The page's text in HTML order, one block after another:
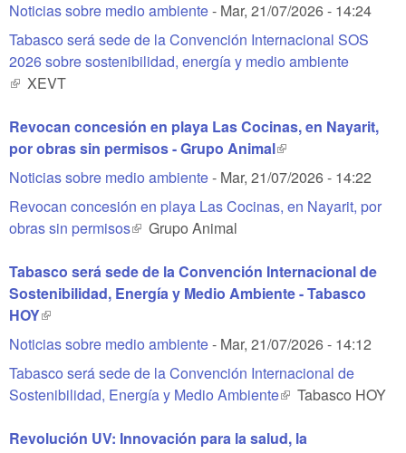
Noticias sobre medio ambiente- Mar, 21/07/2026 - 14:24
Tabasco será sede de la Convención Internacional SOS
2026 sobre sostenibilidad, energía y medio ambiente
(link is external)
XEVT
Revocan concesión en playa Las Cocinas, en Nayarit,
por obras sin permisos - Grupo Animal(link is external)
Noticias sobre medio ambiente- Mar, 21/07/2026 - 14:22
Revocan concesión en playa Las Cocinas, en Nayarit, por
obras sin permisos(link is external)
Grupo Animal
Tabasco será sede de la Convención Internacional de
Sostenibilidad, Energía y Medio Ambiente - Tabasco
HOY(link is external)
Noticias sobre medio ambiente- Mar, 21/07/2026 - 14:12
Tabasco será sede de la Convención Internacional de
Sostenibilidad, Energía y Medio Ambiente(link is external)
Tabasco HOY
Revolución UV: Innovación para la salud, la